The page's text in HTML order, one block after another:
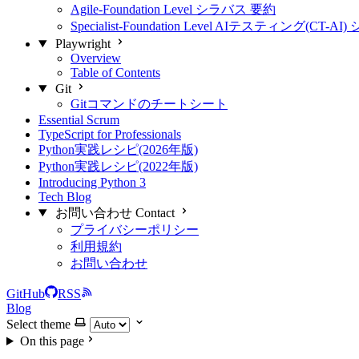
Agile-Foundation Level シラバス 要約
Specialist-Foundation Level AIテスティング(CT-AI)
Playwright
Overview
Table of Contents
Git
Gitコマンドのチートシート
Essential Scrum
TypeScript for Professionals
Python実践レシピ(2026年版)
Python実践レシピ(2022年版)
Introducing Python 3
Tech Blog
お問い合わせ Contact
プライバシーポリシー
利用規約
お問い合わせ
GitHub
RSS
Blog
Select theme
On this page